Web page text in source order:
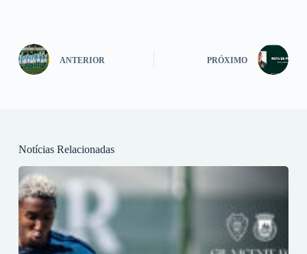
ANTERIOR PRÓXIMO
Notícias Relacionadas